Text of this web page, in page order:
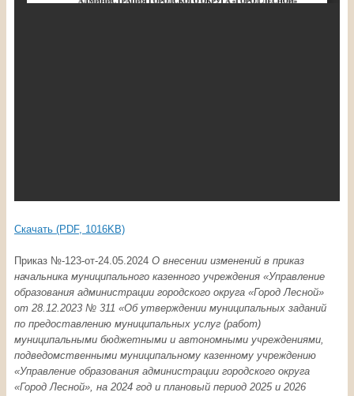
Скачать (PDF, 1016KB)
Приказ №-123-oт-24.05.2024 О внесении изменений в приказ
начальника муниципального казенного учреждения «Управление
образования администрации городского округа «Город Лесной»
от 28.12.2023 № 311 «Об утверждении муниципальных заданий
по предоставлению муниципальных услуг (работ)
муниципальными бюджетными и автономными учреждениями,
подведомственными муниципальному казенному учреждению
«Управление образования администрации городского округа
«Город Лесной», на 2024 год и плановый период 2025 и 2026